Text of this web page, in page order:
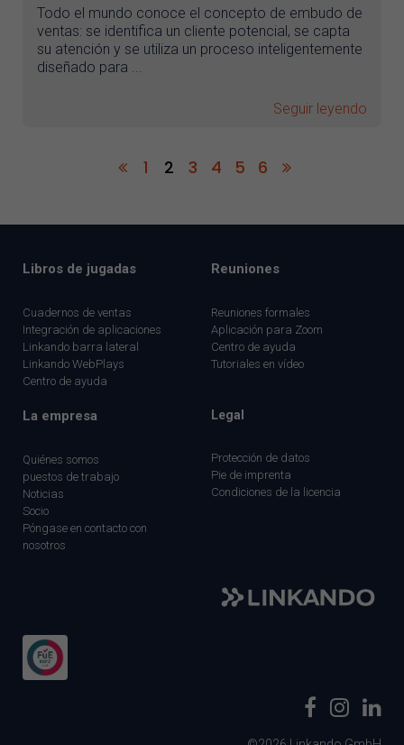
Todo el mundo conoce el concepto de embudo de
ventas: se identifica un cliente potencial, se capta
su atención y se utiliza un proceso inteligentemente
diseñado para ...
Seguir leyendo
1 2 3 4 5 6
Libros de jugadas
Cuadernos de ventas
Integración de aplicaciones
Linkando barra lateral
Linkando WebPlays
Centro de ayuda
Reuniones
Reuniones formales
Aplicación para Zoom
Centro de ayuda
Tutoriales en vídeo
La empresa
Quiénes somos
puestos de trabajo
Noticias
Socio
Póngase en contacto con
nosotros
Legal
Protección de datos
Pie de imprenta
Condiciones de la licencia